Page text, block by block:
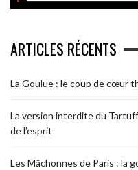
ARTICLES RÉCENTS
La Goulue : le coup de cœur
La version interdite du
de l’esprit
Les Mâchonnes de Paris : la